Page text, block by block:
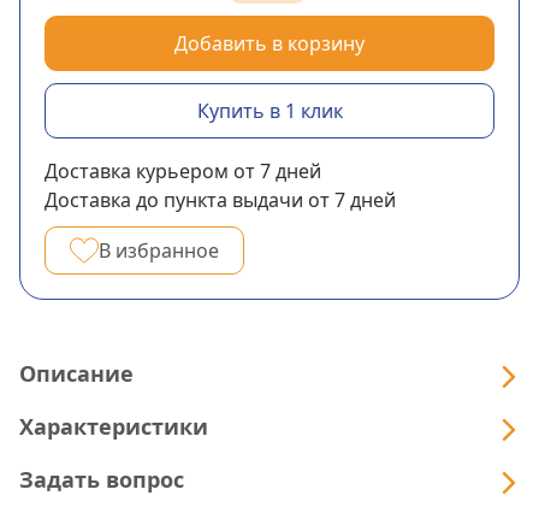
Добавить в корзину
Купить в 1 клик
Доставка курьером от 7дней
Доставка до пункта выдачи от 7дней
В избранное
Описание
Характеристики
Задать вопрос